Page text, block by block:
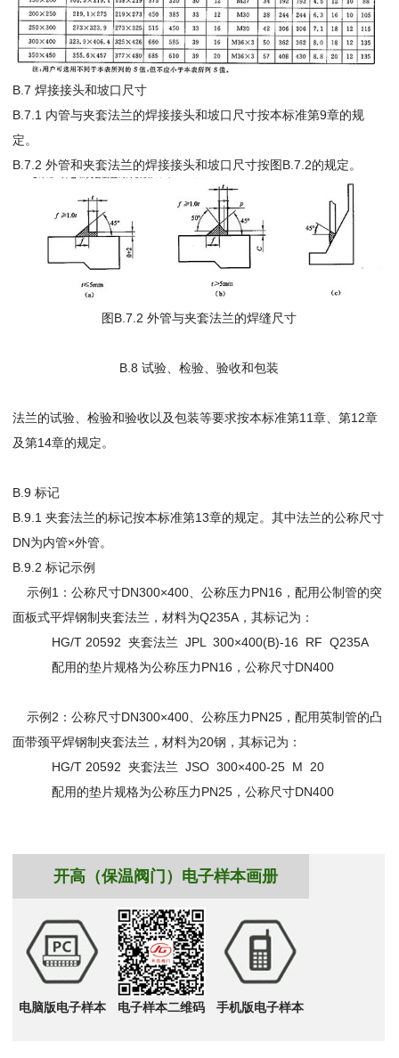
B.7 焊接接头和坡口尺寸
B.7.1 内管与夹套法兰的焊接接头和坡口尺寸按本标准第9章的规
定。
B.7.2 外管和夹套法兰的焊接接头和坡口尺寸按图B.7.2的规定。
图B.7.2 外管与夹套法兰的焊缝尺寸
B.8 试验、检验、验收和包装
法兰的试验、检验和验收以及包装等要求按本标准第11章、第12章
及第14章的规定。
B.9 标记
B.9.1 夹套法兰的标记按本标准第13章的规定。其中法兰的公称尺寸
DN为内管×外管。
B.9.2 标记示例
示例1：公称尺寸DN300×400、公称压力PN16，配用公制管的突
面板式平焊钢制夹套法兰，材料为Q235A，其标记为：
HG/T 20592 夹套法兰 JPL 300×400(B)-16 RF Q235A
配用的垫片规格为公称压力PN16，公称尺寸DN400
示例2：公称尺寸DN300×400、公称压力PN25，配用英制管的凸
面带颈平焊钢制夹套法兰，材料为20钢，其标记为：
HG/T 20592 夹套法兰 JSO 300×400-25 M 20
配用的垫片规格为公称压力PN25，公称尺寸DN400
开高（保温阀门）电子样本画册
电脑版电子样本 电子样本二维码 手机版电子样本